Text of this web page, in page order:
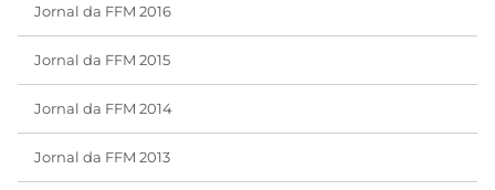
Jornal da FFM 2016
Jornal da FFM 2015
Jornal da FFM 2014
Jornal da FFM 2013